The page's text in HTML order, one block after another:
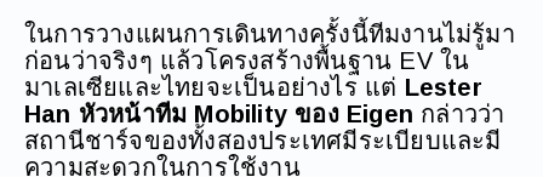
ในการวางแผนการเดินทางครั้งนี้ทีมงานไม่รู้มา
ก่อนว่าจริงๆ แล้วโครงสร้างพื้นฐาน EV ใน
มาเลเซียและไทยจะเป็นอย่างไร แต่ Lester
Han หัวหน้าทีม Mobility ของ Eigen กล่าวว่า
สถานีชาร์จของทั้งสองประเทศมีระเบียบและมี
ความสะดวกในการใช้งาน